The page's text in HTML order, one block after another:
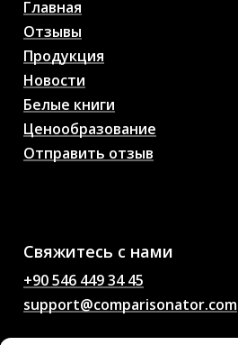
Главная
Отзывы
Продукция
Новости
Белые книги
Ценообразование
Отправить отзыв
Свяжитесь с нами
+90 546 449 34 45
support@comparisonator.com